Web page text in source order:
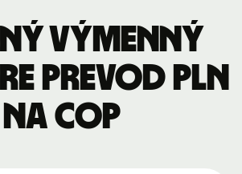
výmenný
prevod PLN
na COP